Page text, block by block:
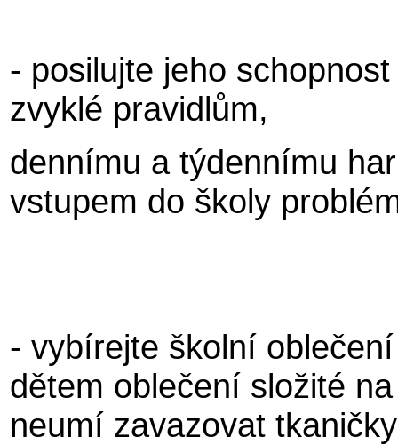
- posilujte jeho
zvyklé pravidlům,
dennímu a týdennímu
vstupem do školy
- vybírejte školní
dětem oblečení složité
neumí zavazovat